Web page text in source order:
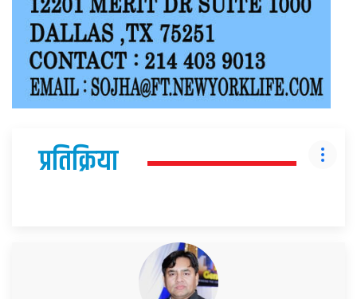
प्रतिक्रिया